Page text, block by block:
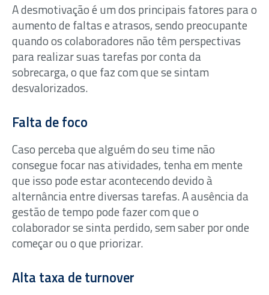
A desmotivação é um dos principais fatores para o
aumento de faltas e atrasos, sendo preocupante
quando os colaboradores não têm perspectivas
para realizar suas tarefas por conta da
sobrecarga, o que faz com que se sintam
desvalorizados.
Falta de foco
Caso perceba que alguém do seu time não
consegue focar nas atividades, tenha em mente
que isso pode estar acontecendo devido à
alternância entre diversas tarefas. A ausência da
gestão de tempo pode fazer com que o
colaborador se sinta perdido, sem saber por onde
começar ou o que priorizar.
Alta taxa de turnover